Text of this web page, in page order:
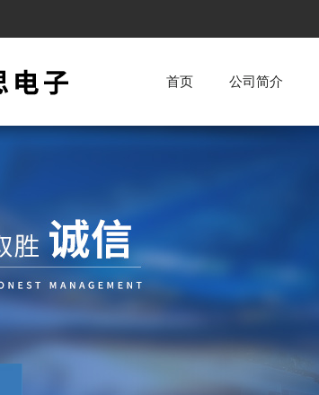
首页 公司简介